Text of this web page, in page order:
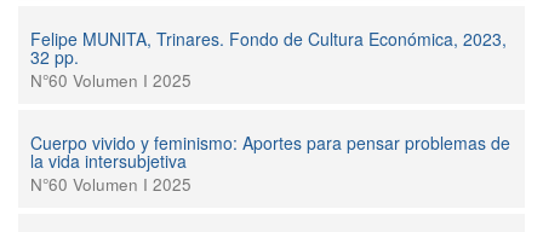
Felipe MUNITA, Trinares. Fondo de Cultura Económica, 2023,
32 pp.
N°60 Volumen I 2025
Cuerpo vivido y feminismo: Aportes para pensar problemas de
la vida intersubjetiva
N°60 Volumen I 2025